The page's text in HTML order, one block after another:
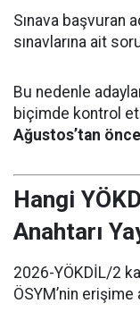
Sınava başvuran
sınavlarına ait
Bu nedenle
biçimde kontrol
Ağustos’tan
Hangi
Anahtarı
2026-YÖKDİL/2
ÖSYM’nin